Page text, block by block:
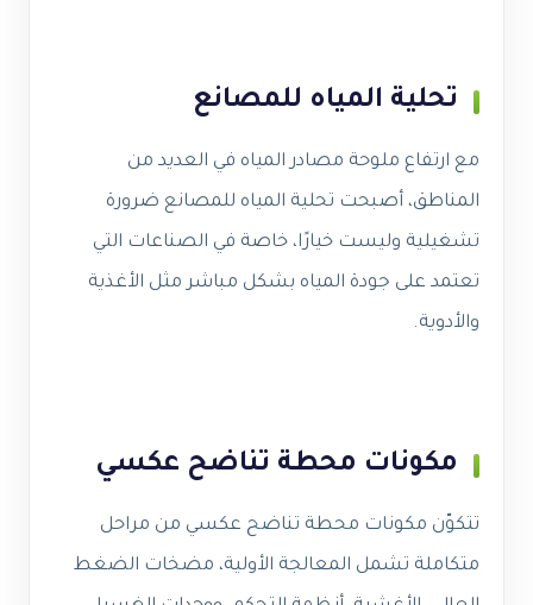
تحلية المياه للمصانع
مع ارتفاع ملوحة مصادر المياه في العديد من
المناطق، أصبحت تحلية المياه للمصانع ضرورة
تشغيلية وليست خيارًا، خاصة في الصناعات التي
تعتمد على جودة المياه بشكل مباشر مثل الأغذية
والأدوية.
مكونات محطة تناضح عكسي
تتكوّن مكونات محطة تناضح عكسي من مراحل
متكاملة تشمل المعالجة الأولية، مضخات الضغط